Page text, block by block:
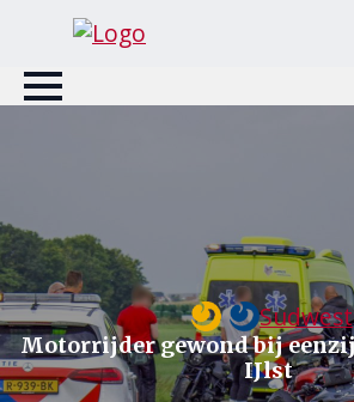
Sudwest
Motorrijder gewond bij
IJlst